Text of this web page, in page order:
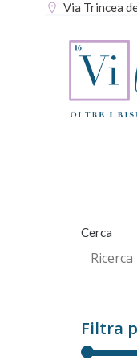
Via Trincea
Cerca
Filtra